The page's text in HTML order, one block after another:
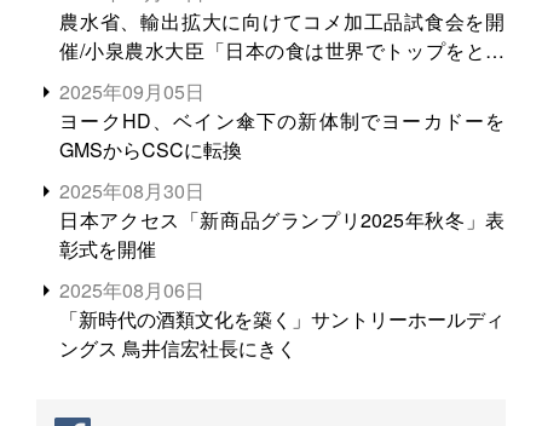
農水省、輸出拡大に向けてコメ加工品試食会を開
催/小泉農水大臣「日本の食は世界でトップをとれ
る。米増産に向けて、米輸出需要の拡大を」
2025年09月05日
ヨークHD、ベイン傘下の新体制でヨーカドーを
GMSからCSCに転換
2025年08月30日
日本アクセス「新商品グランプリ2025年秋冬」表
彰式を開催
2025年08月06日
「新時代の酒類文化を築く」サントリーホールディ
ングス 鳥井信宏社長にきく